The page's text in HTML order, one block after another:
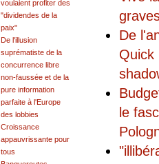
De
Quick
le
voulaient profiter des
"dividendes de la
paix"
De l'illusion
suprématiste de la
concurrence libre
non-faussée et de la
pure information
parfaite à l'Europe
des lobbies
Croissance
appauvrissante pour
tous